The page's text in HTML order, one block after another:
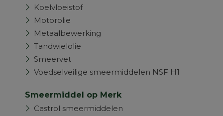
Koelvloeistof
Motorolie
Metaalbewerking
Tandwielolie
Smeervet
Voedselveilige smeermiddelen NSF H1
Smeermiddel op Merk
Castrol smeermiddelen